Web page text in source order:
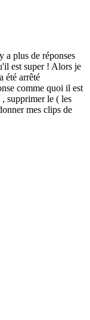
a plus de réponses
est super ! Alors je
été arrêté
comme quoi il est
, supprimer le ( les
mes clips de